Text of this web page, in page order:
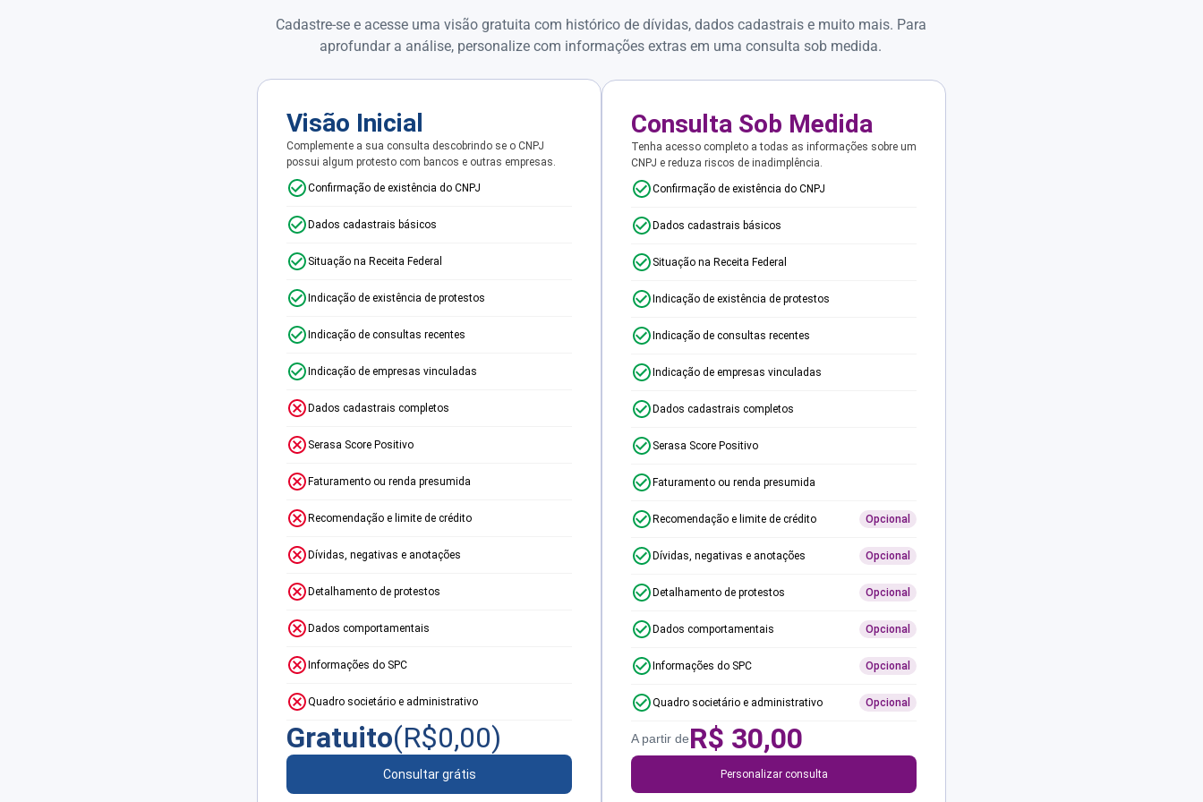
Cadastre-se e acesse uma visão gratuita com histórico de dívidas, dados cadastrais e muito mais. Para
aprofundar a análise, personalize com informações extras em uma consulta sob medida.
Visão Inicial
Complemente a sua consulta descobrindo se o CNPJ
possui algum protesto com bancos e outras empresas.
Confirmação de existência do CNPJ
Dados cadastrais básicos
Situação na Receita Federal
Indicação de existência de protestos
Indicação de consultas recentes
Indicação de empresas vinculadas
Dados cadastrais completos
Serasa Score Positivo
Faturamento ou renda presumida
Recomendação e limite de crédito
Dívidas, negativas e anotações
Detalhamento de protestos
Dados comportamentais
Informações do SPC
Quadro societário e administrativo
Gratuito(R$0,00)
Consultar grátis
Consulta Sob Medida
Tenha acesso completo a todas as informações sobre um
CNPJ e reduza riscos de inadimplência.
Confirmação de existência do CNPJ
Dados cadastrais básicos
Situação na Receita Federal
Indicação de existência de protestos
Indicação de consultas recentes
Indicação de empresas vinculadas
Dados cadastrais completos
Serasa Score Positivo
Faturamento ou renda presumida
Recomendação e limite de crédito Opcional
Dívidas, negativas e anotações Opcional
Detalhamento de protestos Opcional
Dados comportamentais Opcional
Informações do SPC Opcional
Quadro societário e administrativo Opcional
A partir deR$ 30,00
Personalizar consulta